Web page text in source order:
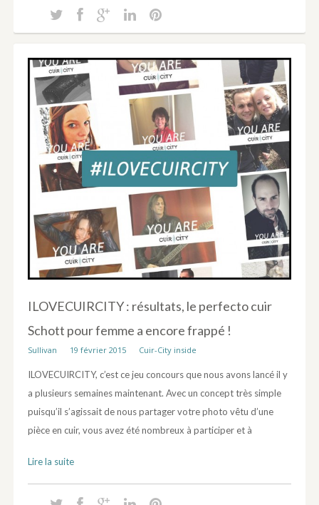
ILOVECUIRCITY : résultats, le perfecto cuir
Schott pour femme a encore frappé !
Sullivan 19 février 2015 Cuir-City inside
ILOVECUIRCITY, c’est ce jeu concours que nous avons lancé il y
a plusieurs semaines maintenant. Avec un concept très simple
puisqu’il s’agissait de nous partager votre photo vêtu d’une
pièce en cuir, vous avez été nombreux à participer et à
Lire la suite